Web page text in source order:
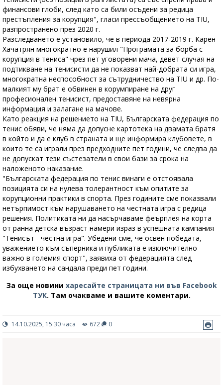
финансови глоби, след като са били осъдени за редица
престъпления за корупция", гласи прессъобщението на TIU,
разпространено през 2020 г.
Разследването е установило, че в периода 2017-2019 г. Карен
Хачатрян многократно е нарушил "Програмата за борба с
корупция в тениса" чрез пет уговорени мача, девет случая на
подтикване на тенисисти да не показват най-добрата си игра,
многократна неспособност за сътрудничество на TIU и др. По-
малкият му брат е обвинен в корумпиране на друг
професионален тенисист, предоставяне на невярна
информация и залагане на мачове.
Като реакция на решението на TIU, Българската федерация по
тенис обяви, че няма да допусне картотека на двамата братя
в който и да е клуб в страната и ще информира клубовете, в
които те са играли през предходните пет години, че следва да
не допускат тези състезатели в свои бази за срока на
наложеното наказание.
"Българската федерация по тенис винаги е отстоявала
позицията си на нулева толерантност към опитите за
корупционни практики в спорта. През годините сме показвали
нетърпимост към нарушаването на честната игра с редица
решения. Политиката ни да насърчаваме феърплея на корта
от ранна детска възраст намери израз в успешната кампания
"Тенисът - честна игра". Убедени сме, че освен победата,
уважението към съперника и публиката е изключително
важно в големия спорт", заявиха от федерацията след
избухването на сандала преди пет години.
За още новини харесайте страницата ни във Facebook
ТУК. Там очакваме и вашите коментари.
14.10.2025, 15:30 часа 672 0